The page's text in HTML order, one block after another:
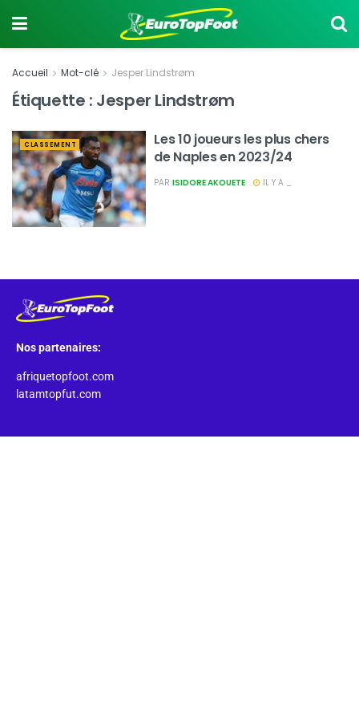
Accueil Mot-clé Jesper Lindstrøm
Étiquette : Jesper Lindstrøm
CLASSEMENT
Les 10 joueurs les plus chers
de Naples en 2023/24
PAR ISIDORE AKOUETE IL Y A _
Nos partenaires:
afriquetopfoot.com
latamtopfut.com